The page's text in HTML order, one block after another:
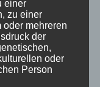
und
machen.
einer
zu einer
mehreren
der
oder
Person